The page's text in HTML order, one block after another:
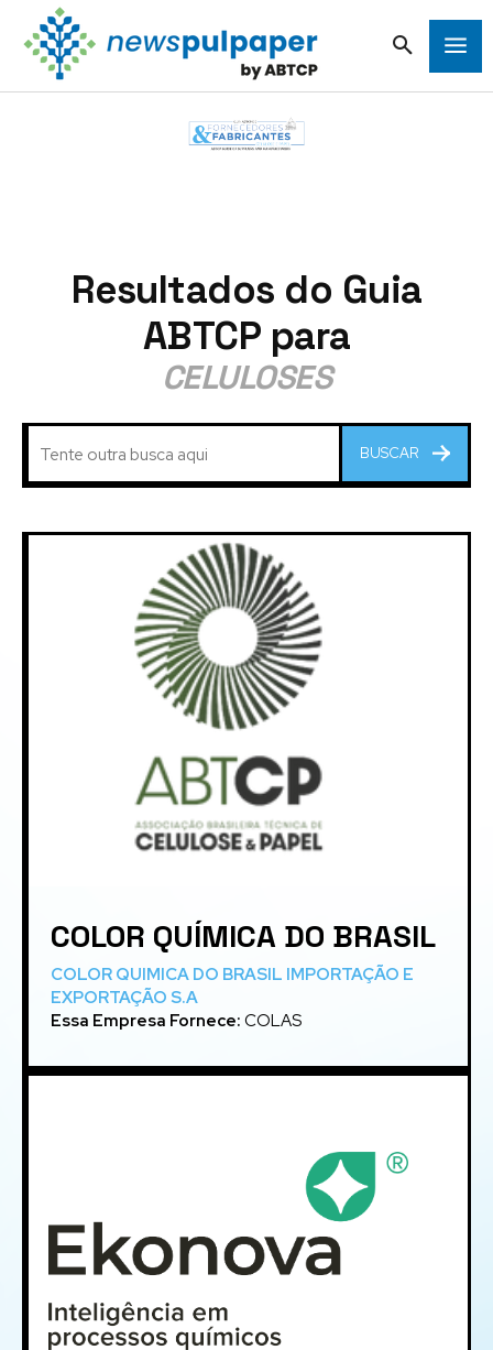
Resultados do Guia
ABTCP para
CELULOSES
BUSCAR
COLOR QUÍMICA DO BRASIL
COLOR QUIMICA DO BRASIL IMPORTAÇÃO E
EXPORTAÇÃO S.A
Essa Empresa Fornece: COLAS